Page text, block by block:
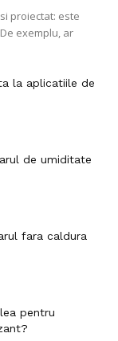
proiectat: este
exemplu, ar
la aplicatiile de
de umiditate
fara caldura
pentru